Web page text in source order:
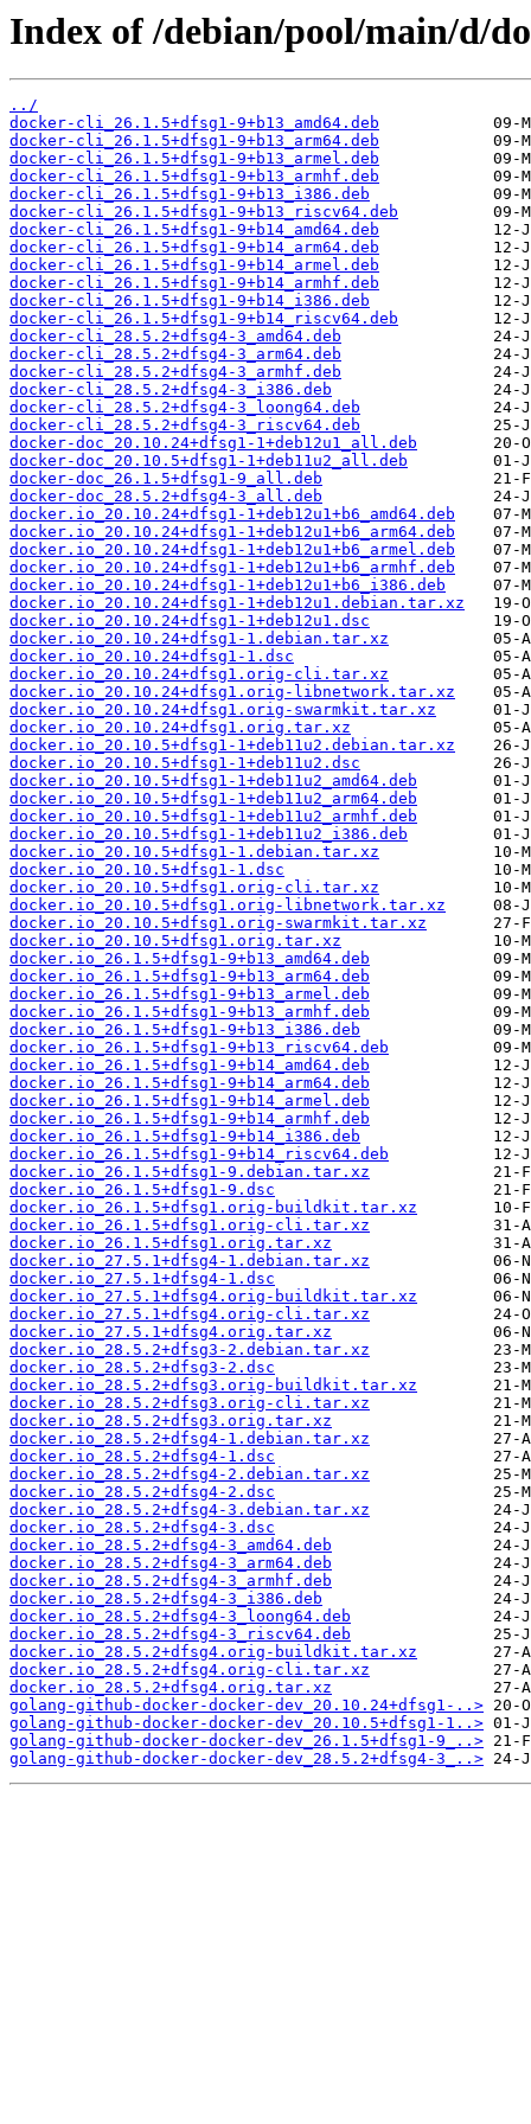
Index of /debian/pool/main/d/
../
docker-cli_26.1.5+dfsg1-9+b13_amd64.deb
docker-cli_26.1.5+dfsg1-9+b13_arm64.deb
docker-cli_26.1.5+dfsg1-9+b13_armel.deb
docker-cli_26.1.5+dfsg1-9+b13_armhf.deb
docker-cli_26.1.5+dfsg1-9+b13_i386.deb
docker-cli_26.1.5+dfsg1-9+b13_riscv64.deb
docker-cli_26.1.5+dfsg1-9+b14_amd64.deb
docker-cli_26.1.5+dfsg1-9+b14_arm64.deb
docker-cli_26.1.5+dfsg1-9+b14_armel.deb
docker-cli_26.1.5+dfsg1-9+b14_armhf.deb
docker-cli_26.1.5+dfsg1-9+b14_i386.deb
docker-cli_26.1.5+dfsg1-9+b14_riscv64.deb
docker-cli_28.5.2+dfsg4-3_amd64.deb
docker-cli_28.5.2+dfsg4-3_arm64.deb
docker-cli_28.5.2+dfsg4-3_armhf.deb
docker-cli_28.5.2+dfsg4-3_i386.deb
docker-cli_28.5.2+dfsg4-3_loong64.deb
docker-cli_28.5.2+dfsg4-3_riscv64.deb
docker-doc_20.10.24+dfsg1-1+deb12u1_all.deb
docker-doc_20.10.5+dfsg1-1+deb11u2_all.deb
docker-doc_26.1.5+dfsg1-9_all.deb
docker-doc_28.5.2+dfsg4-3_all.deb
docker.io_20.10.24+dfsg1-1+deb12u1+b6_amd64.deb
docker.io_20.10.24+dfsg1-1+deb12u1+b6_arm64.deb
docker.io_20.10.24+dfsg1-1+deb12u1+b6_armel.deb
docker.io_20.10.24+dfsg1-1+deb12u1+b6_armhf.deb
docker.io_20.10.24+dfsg1-1+deb12u1+b6_i386.deb
docker.io_20.10.24+dfsg1-1+deb12u1.debian.tar.xz
docker.io_20.10.24+dfsg1-1+deb12u1.dsc
docker.io_20.10.24+dfsg1-1.debian.tar.xz
docker.io_20.10.24+dfsg1-1.dsc
docker.io_20.10.24+dfsg1.orig-cli.tar.xz
docker.io_20.10.24+dfsg1.orig-libnetwork.tar.xz
docker.io_20.10.24+dfsg1.orig-swarmkit.tar.xz
docker.io_20.10.24+dfsg1.orig.tar.xz
docker.io_20.10.5+dfsg1-1+deb11u2.debian.tar.xz
docker.io_20.10.5+dfsg1-1+deb11u2.dsc
docker.io_20.10.5+dfsg1-1+deb11u2_amd64.deb
docker.io_20.10.5+dfsg1-1+deb11u2_arm64.deb
docker.io_20.10.5+dfsg1-1+deb11u2_armhf.deb
docker.io_20.10.5+dfsg1-1+deb11u2_i386.deb
docker.io_20.10.5+dfsg1-1.debian.tar.xz
docker.io_20.10.5+dfsg1-1.dsc
docker.io_20.10.5+dfsg1.orig-cli.tar.xz
docker.io_20.10.5+dfsg1.orig-libnetwork.tar.xz
docker.io_20.10.5+dfsg1.orig-swarmkit.tar.xz
docker.io_20.10.5+dfsg1.orig.tar.xz
docker.io_26.1.5+dfsg1-9+b13_amd64.deb
docker.io_26.1.5+dfsg1-9+b13_arm64.deb
docker.io_26.1.5+dfsg1-9+b13_armel.deb
docker.io_26.1.5+dfsg1-9+b13_armhf.deb
docker.io_26.1.5+dfsg1-9+b13_i386.deb
docker.io_26.1.5+dfsg1-9+b13_riscv64.deb
docker.io_26.1.5+dfsg1-9+b14_amd64.deb
docker.io_26.1.5+dfsg1-9+b14_arm64.deb
docker.io_26.1.5+dfsg1-9+b14_armel.deb
docker.io_26.1.5+dfsg1-9+b14_armhf.deb
docker.io_26.1.5+dfsg1-9+b14_i386.deb
docker.io_26.1.5+dfsg1-9+b14_riscv64.deb
docker.io_26.1.5+dfsg1-9.debian.tar.xz
docker.io_26.1.5+dfsg1-9.dsc
docker.io_26.1.5+dfsg1.orig-buildkit.tar.xz
docker.io_26.1.5+dfsg1.orig-cli.tar.xz
docker.io_26.1.5+dfsg1.orig.tar.xz
docker.io_27.5.1+dfsg4-1.debian.tar.xz
docker.io_27.5.1+dfsg4-1.dsc
docker.io_27.5.1+dfsg4.orig-buildkit.tar.xz
docker.io_27.5.1+dfsg4.orig-cli.tar.xz
docker.io_27.5.1+dfsg4.orig.tar.xz
docker.io_28.5.2+dfsg3-2.debian.tar.xz
docker.io_28.5.2+dfsg3-2.dsc
docker.io_28.5.2+dfsg3.orig-buildkit.tar.xz
docker.io_28.5.2+dfsg3.orig-cli.tar.xz
docker.io_28.5.2+dfsg3.orig.tar.xz
docker.io_28.5.2+dfsg4-1.debian.tar.xz
docker.io_28.5.2+dfsg4-1.dsc
docker.io_28.5.2+dfsg4-2.debian.tar.xz
docker.io_28.5.2+dfsg4-2.dsc
docker.io_28.5.2+dfsg4-3.debian.tar.xz
docker.io_28.5.2+dfsg4-3.dsc
docker.io_28.5.2+dfsg4-3_amd64.deb
docker.io_28.5.2+dfsg4-3_arm64.deb
docker.io_28.5.2+dfsg4-3_armhf.deb
docker.io_28.5.2+dfsg4-3_i386.deb
docker.io_28.5.2+dfsg4-3_loong64.deb
docker.io_28.5.2+dfsg4-3_riscv64.deb
docker.io_28.5.2+dfsg4.orig-buildkit.tar.xz
docker.io_28.5.2+dfsg4.orig-cli.tar.xz
docker.io_28.5.2+dfsg4.orig.tar.xz
golang-github-docker-docker-dev_20.10.24+dfsg1-..>
golang-github-docker-docker-dev_20.10.5+dfsg1-1..>
golang-github-docker-docker-dev_26.1.5+dfsg1-9_..>
golang-github-docker-docker-dev_28.5.2+dfsg4-3_..>